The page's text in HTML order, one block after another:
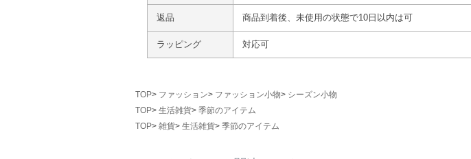
返品 商品到着後、未使用の状態で10日以内は可
ラッピング 対応可
TOP ファッション ファッション小物
シーズン小物
TOP
生活雑貨
季節のアイテム
TOP
雑貨 生活雑貨 季節のアイテム